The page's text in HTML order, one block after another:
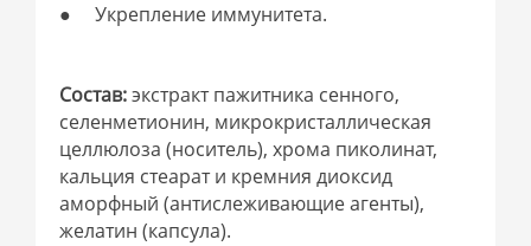
● Укрепление иммунитета.
Состав:экстракт пажитника сенного,
селенметионин, микрокристаллическая
целлюлоза (носитель), хрома пиколинат,
кальция стеарат и кремния диоксид
аморфный (антислеживающие агенты),
желатин (капсула).